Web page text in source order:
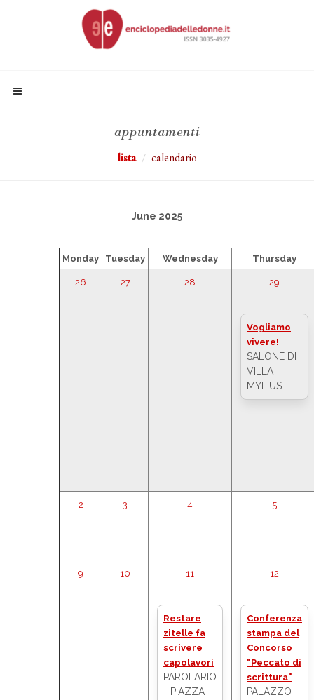
appuntamenti
lista calendario
June 2025
Monday Tuesday Wednesday Thursday
26 27 28 29
Vogliamo
vivere!
SALONE DI
VILLA
MYLIUS
2 3 4 5
9 10 11
Restare
zitelle fa
scrivere
capolavori
PAROLARIO
- PIAZZA
12
Conferenza
stampa del
Concorso
"Peccato di
scrittura"
PALAZZO